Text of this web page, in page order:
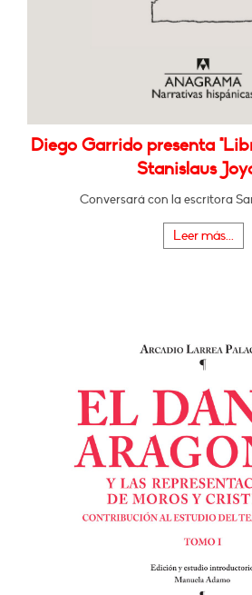
Diego Garrido presenta
Stanislaus
Conversará con la escritora
Leer más...